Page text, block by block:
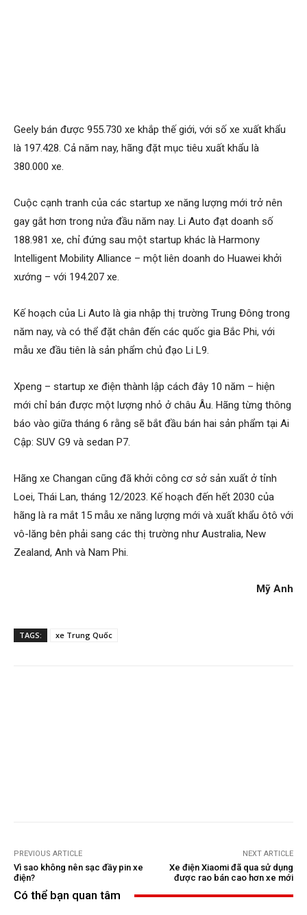
Geely bán được 955.730 xe khắp thế giới, với số xe xuất khẩu
là 197.428. Cả năm nay, hãng đặt mục tiêu xuất khẩu là
380.000 xe.
Cuộc cạnh tranh của các startup xe năng lượng mới trở nên
gay gắt hơn trong nửa đầu năm nay. Li Auto đạt doanh số
188.981 xe, chỉ đứng sau một startup khác là Harmony
Intelligent Mobility Alliance – một liên doanh do Huawei khởi
xướng – với 194.207 xe.
Kế hoạch của Li Auto là gia nhập thị trường Trung Đông trong
năm nay, và có thể đặt chân đến các quốc gia Bắc Phi, với
mẫu xe đầu tiên là sản phẩm chủ đạo Li L9.
Xpeng – startup xe điện thành lập cách đây 10 năm – hiện
mới chỉ bán được một lượng nhỏ ở châu Âu. Hãng từng thông
báo vào giữa tháng 6 rằng sẽ bắt đầu bán hai sản phẩm tại Ai
Cập: SUV G9 và sedan P7.
Hãng xe Changan cũng đã khởi công cơ sở sản xuất ở tỉnh
Loei, Thái Lan, tháng 12/2023. Kế hoạch đến hết 2030 của
hãng là ra mắt 15 mẫu xe năng lượng mới và xuất khẩu ôtô với
vô-lăng bên phải sang các thị trường như Australia, New
Zealand, Anh và Nam Phi.
Mỹ Anh
TAGS: xe Trung Quốc
PREVIOUS ARTICLE
Vì sao không nên sạc đầy pin xe
điện?
NEXT ARTICLE
Xe điện Xiaomi đã qua sử dụng
được rao bán cao hơn xe mới
Có thể bạn quan tâm